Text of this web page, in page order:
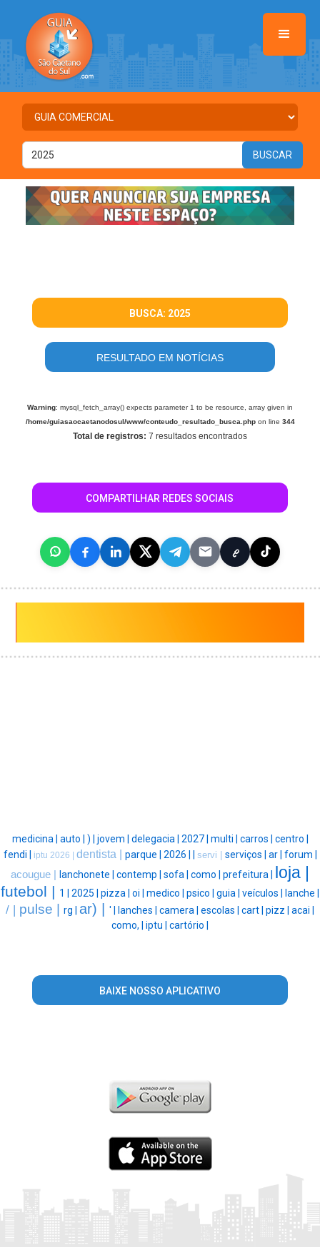
BUSCA: 2025
RESULTADO EM NOTÍCIAS
Warning: mysql_fetch_array() expects parameter 1 to be resource, array given in
/home/guiasaocaetanodosul/www/conteudo_resultado_busca.phpon line 344
Total de registros: 7 resultados encontrados
COMPARTILHAR REDES SOCIAIS
medicina | auto | ) | jovem | delegacia | 2027 | multi | carros | centro |
fendi |
iptu 2026 | dentista | parque | 2026 | servi | serviços | ar | forum |
acougue |
lanchonete | contemp | sofa | como | prefeitura | loja |
futebol | 1 | 2025 | pizza | oi | medico | psico | guia | veículos | lanche |
/ | pulse | rg | ar) | ' | lanches | camera | escolas | cart | pizz | acai |
como, | iptu | cartório |
BAIXE NOSSO APLICATIVO